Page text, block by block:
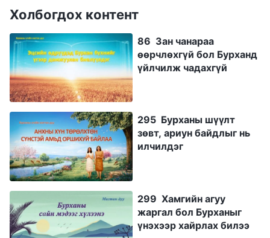
Холбогдох контент
86 Зан чанараа
өөрчлөхгүй бол Бурханд
үйлчилж чадахгүй
295 Бурханы шүүлт
зөвт, ариун байдлыг нь
илчилдэг
299 Хамгийн агуу
жаргал бол Бурханыг
үнэхээр хайрлах билээ